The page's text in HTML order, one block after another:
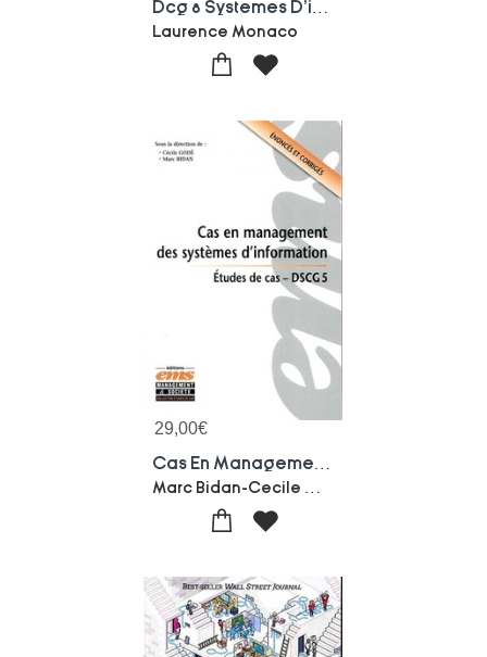
Laurence Monaco
29,00€